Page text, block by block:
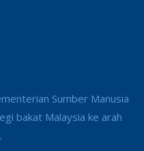
Sumber Manusia
bakat Malaysia ke arah